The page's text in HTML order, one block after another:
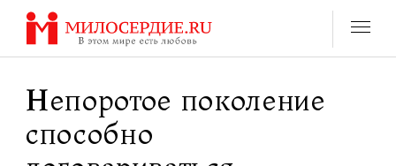
Перейти
содержанию
Непоротое поколение
способно